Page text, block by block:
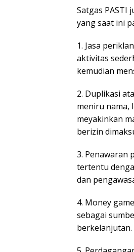
Satgas PASTI
yang saat ini
1. Jasa
aktivitas
kemudian
2. Duplikasi
meniru nama,
meyakinkan
berizin
3. Penawaran
tertentu
dan
4. Money
sebagai
berkelanjutan.